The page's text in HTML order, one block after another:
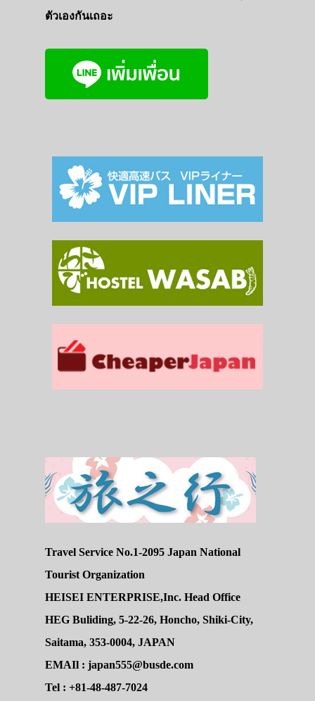
ตัวเองกันเถอะ
Travel Service No.1-2095 Japan National
Tourist Organization
HEISEI ENTERPRISE,Inc. Head Office
HEG Buliding, 5-22-26, Honcho, Shiki-City,
Saitama, 353-0004, JAPAN
EMAIl : japan555@busde.com
Tel : +81-48-487-7024